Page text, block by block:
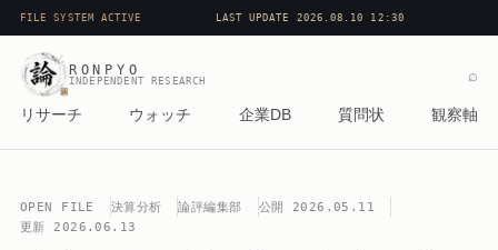
FILE SYSTEM ACTIVE LAST UPDATE 2026.08.10 12:30
RONPYO
INDEPENDENT RESEARCH
リサーチ ウォッチ 企業DB 質問状 観察軸
⌕
OPEN FILE 決算分析 論評編集部 公開 2026.05.11
更新 2026.06.13